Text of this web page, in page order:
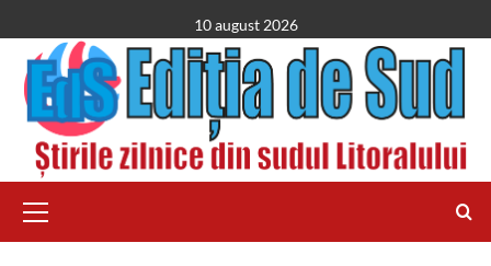
to
content
10 august 2026
Menu